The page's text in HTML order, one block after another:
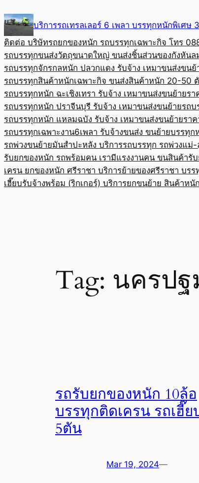
to
content
บริการรถเทรลเลอร์ 6 เพลา บรรทุกหนักพิเ
ติดต่อ บริษัทรถยกของหนัก รถบรรทุกเฉพาะกิจ โทร
รถบรรทุกขนส่งวัตถุขนาดใหญ่ ขนส่งชิ้นส่วนของกังหัน
รถบรรทุกจักรกลหนัก ปลวกแดง รับจ้าง เหมาขนส่งขนย้
รถบรรทุกสินค้าหนักเฉพาะกิจ ขนส่งสินค้าหนัก 20-50
รถบรรทุกหนัก ฉะเชิงเทรา รับจ้าง เหมาขนส่งขนย้ายรา
รถบรรทุกหนัก ปราจีนบุรี รับจ้าง เหมาขนส่งขนย้ายรถ
รถบรรทุกหนัก แหลมฉบัง รับจ้าง เหมาขนส่งขนย้ายราค
รถบรรทุกเฉพาะงาน6เพลา รับจ้างขนส่ง ขนย้ายบรรทุ
รถพ่วงขนย้ายมันสำปะหลัง บริการรถบรรทุก รถพ่วงแม่
รับยกของหนัก รถพร้อมคน เรามีแรงงานคน ขนสินค้ารั
เครน ยกของหนัก ศรีราชา บริการย้ายของศรีราชา บรร
เฮี๊ยบรับจ้างพร้อม (ริกเกอร์) บริการยกขนย้าย สินค้าหนั
Tag: นครปฐ
รถรับยกของหนัก 10ล้อ
บรรทุกติดเครน รถเฮี๊ย
5ตัน
Mar 19, 2024—